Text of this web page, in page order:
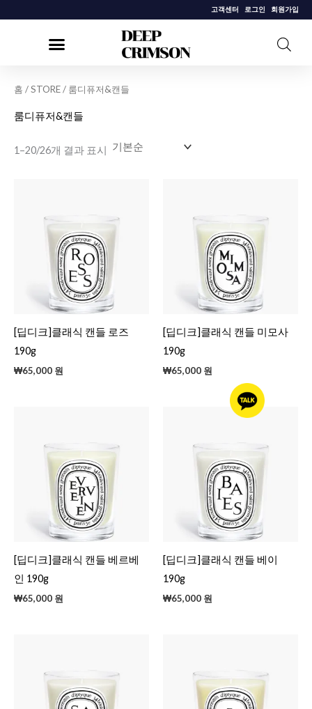
고객센터 로그인 회원가입
홈 /STORE/ 룸디퓨저&캔들
룸디퓨저&캔들
1–20/26개 결과 표시
[딥디크]클래식 캔들 로즈
190g
₩65,000 원
[딥디크]클래식 캔들 미모사
190g
₩65,000 원
[딥디크]클래식 캔들 베르베
인 190g
₩65,000 원
[딥디크]클래식 캔들 베이
190g
₩65,000 원